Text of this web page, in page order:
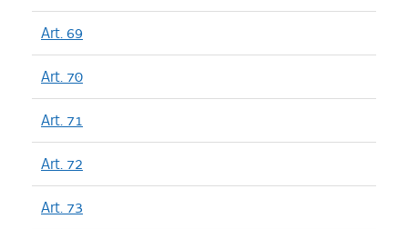
Art. 69
Art. 70
Art. 71
Art. 72
Art. 73